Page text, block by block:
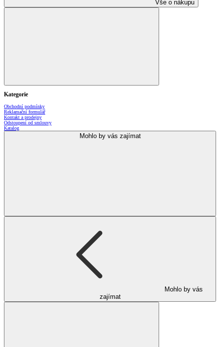
Vše o nákupu
Kategorie
Obchodní podmínky
Reklamační formulář
Kontakt a prodejny
Odstoupení od smlouvy
Katalog
Mohlo by vás zajímat
Mohlo by vás
zajímat